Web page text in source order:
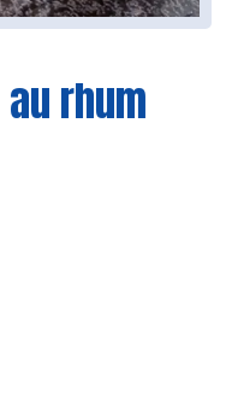
rhum